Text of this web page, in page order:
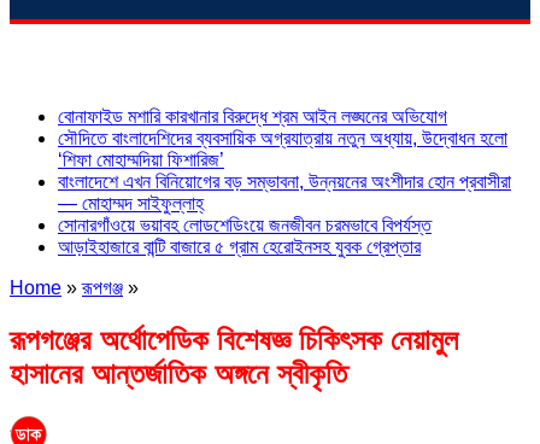
বোনাফাইড মশারি কারখানার বিরুদ্ধে শ্রম আইন লঙ্ঘনের অভিযোগ
সৌদিতে বাংলাদেশিদের ব্যবসায়িক অগ্রযাত্রায় নতুন অধ্যায়, উদ্বোধন হলো
‘শিফা মোহাম্মদিয়া ফিশারিজ’
বাংলাদেশে এখন বিনিয়োগের বড় সম্ভাবনা, উন্নয়নের অংশীদার হোন প্রবাসীরা
— মোহাম্মদ সাইফুল্লাহ্
সোনারগাঁওয়ে ভয়াবহ লোডশেডিংয়ে জনজীবন চরমভাবে বিপর্যস্ত
আড়াইহাজারে বান্টি বাজারে ৫ গ্রাম হেরোইনসহ যুবক গ্রেপ্তার
Home »রূপগঞ্জ »
রূপগঞ্জের অর্থোপেডিক বিশেষজ্ঞ চিকিৎসক নেয়ামুল
হাসানের আন্তর্জাতিক অঙ্গনে স্বীকৃতি